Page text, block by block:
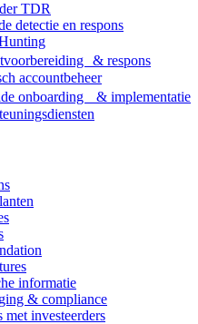
TDR
detectie en respons
& respons
accountbeheer
onboarding & implementatie
informatie
& compliance
met investeerders